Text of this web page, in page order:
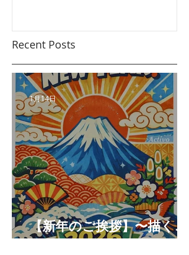
Recent Posts
【新年のご挨拶】〜描くこ
とと未来をつなぐ年へ〜
1月14日